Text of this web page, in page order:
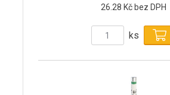
26.28 Kč bez DPH
ks